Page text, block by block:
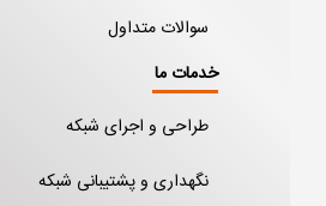
سوالات متداول
خدمات ما
طراحی و اجرای شبکه
نگهداری و پشتیبانی شبکه